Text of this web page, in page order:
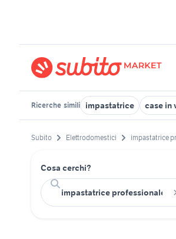
Ricerche simili impastatrice case in
Subito Elettrodomestici impastatrice
Cosa cerchi?